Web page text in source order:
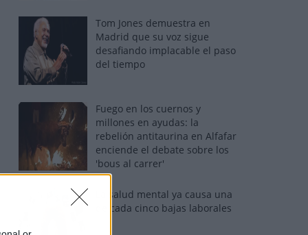
Tom Jones demuestra en
Madrid que su voz sigue
desafiando implacable el paso
del tiempo
Fuego en los cuernos y
millones en ayudas: la
rebelión antitaurina en Alfafar
enciende el debate sobre los
'bous al carrer'
La salud mental ya causa una
de cada cinco bajas laborales